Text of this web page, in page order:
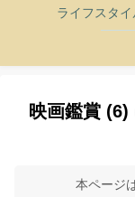
ライフスタイ
映画鑑賞 (6)
本ページ